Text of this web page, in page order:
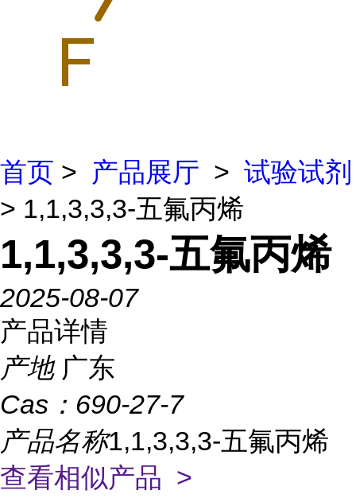
首页 > 产品展厅 > 试验试剂
> 1,1,3,3,3-五氟丙烯
1,1,3,3,3-五氟丙烯
2025-08-07
产品详情
产地 广东
Cas： 690-27-7
产品名称1,1,3,3,3-五氟丙烯
查看相似产品 >